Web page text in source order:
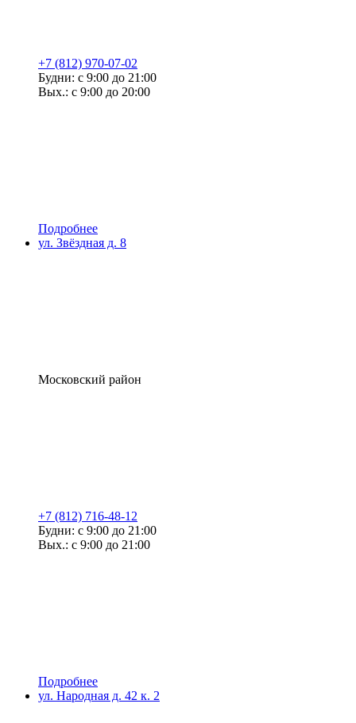
+7 (812) 970-07-02
Будни: с 9:00 до 21:00
Вых.: с 9:00 до 20:00
Подробнее
ул. Звёздная д. 8
Московский район
+7 (812) 716-48-12
Будни: с 9:00 до 21:00
Вых.: с 9:00 до 21:00
Подробнее
ул. Народная д. 42 к. 2